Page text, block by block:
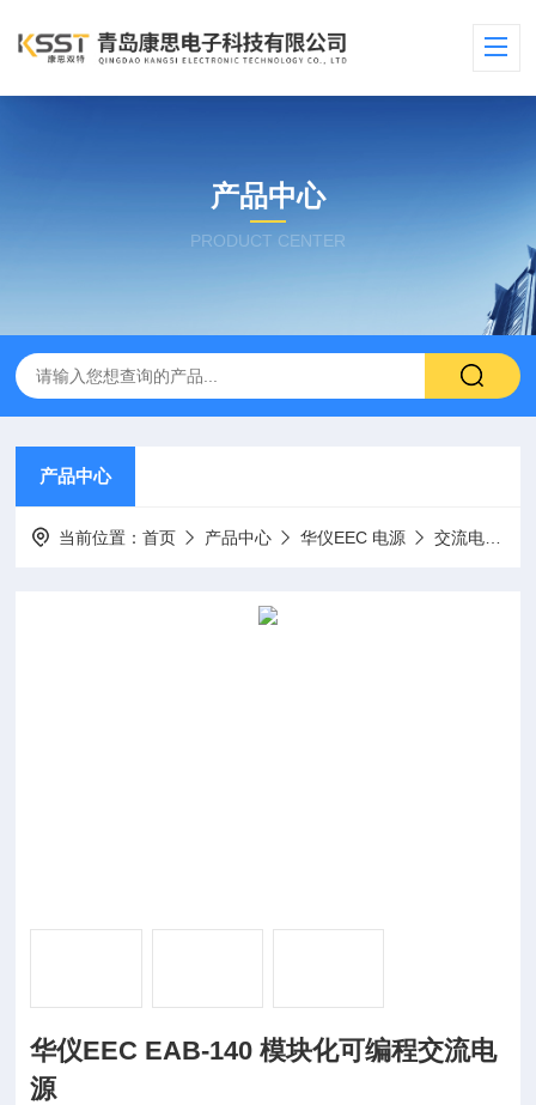
产品中心
PRODUCT CENTER
产品中心
当前位置：首页 产品中心 华仪EEC 电源 交流电源
华仪EEC EAB-140 模块化可编程交流电
源